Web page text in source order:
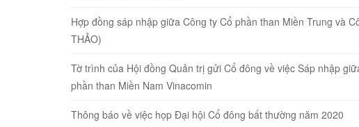
Hợp đồng sáp nhập giữa Công ty Cổ phần than Miền Trung và
THẢO)
Tờ trình của Hội đồng Quản trị gửi Cổ đông về việc Sáp nhập
phần than Miền Nam Vinacomin
Thông báo về việc họp Đại hội Cổ đông bất thường năm 2020